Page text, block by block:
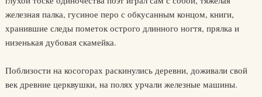
железная палка, гусиное перо с обкусанным концом, книги,
хранившие следы пометок острого длинного ногтя, прялка и
низенькая дубовая скамейка.
Поблизости на косогорах раскинулись деревни, доживали свой
век древние церквушки, на полях урчали железные машины.